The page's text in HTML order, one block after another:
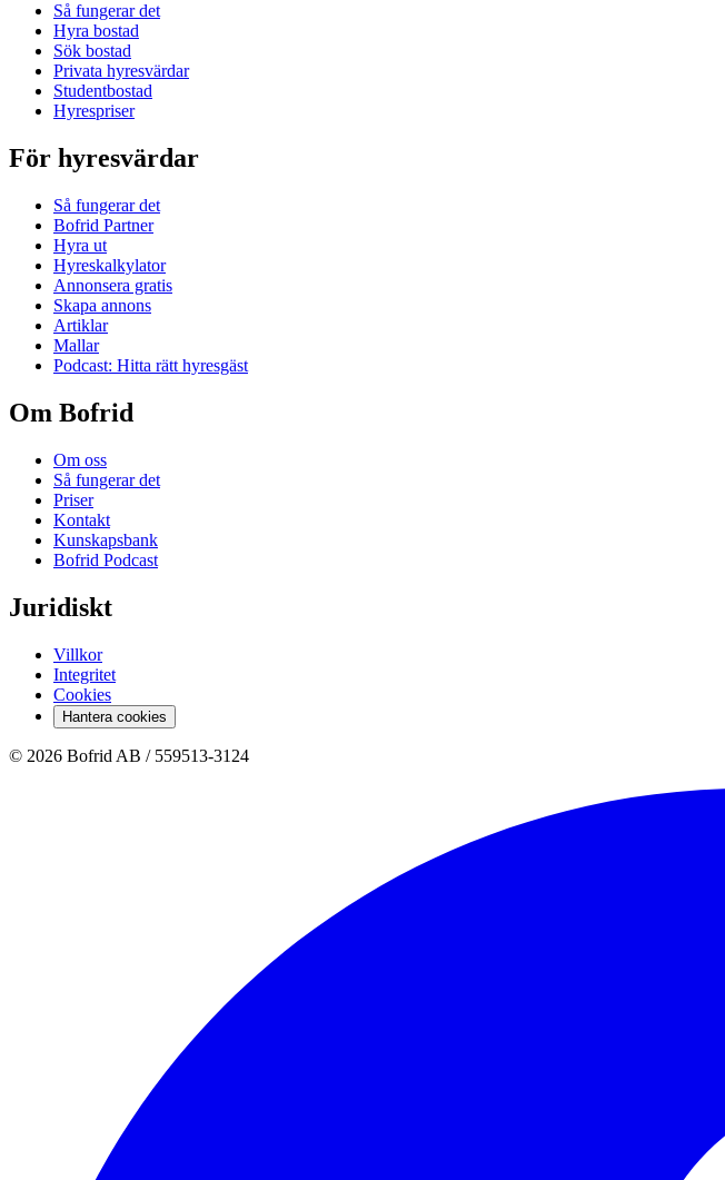
Så fungerar det
Hyra bostad
Sök bostad
Privata hyresvärdar
Studentbostad
Hyrespriser
För hyresvärdar
Så fungerar det
Bofrid Partner
Hyra ut
Hyreskalkylator
Annonsera gratis
Skapa annons
Artiklar
Mallar
Podcast: Hitta rätt hyresgäst
Om Bofrid
Om oss
Så fungerar det
Priser
Kontakt
Kunskapsbank
Bofrid Podcast
Juridiskt
Villkor
Integritet
Cookies
Hantera cookies
© 2026 Bofrid AB / 559513-3124